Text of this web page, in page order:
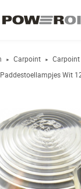
► Carpoint ►
Carpoint
Wit